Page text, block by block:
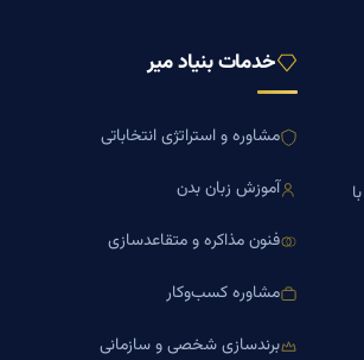
خدمات بنیاد میر
مشاوره و استراتژی انتخاباتی
آموزش زبان بدن
فنون مذاکره و متقاعدسازی
مشاوره کسب‌وکار
برندسازی شخصی و سازمانی